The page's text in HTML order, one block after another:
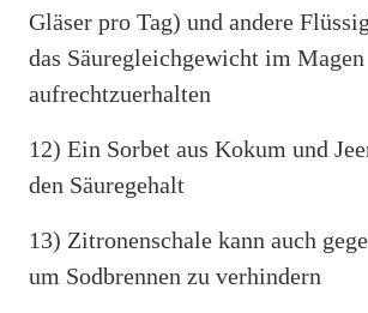
Gläser pro Tag) und andere
das Säuregleichgewicht im Magen
aufrechtzuerhalten
12) Ein Sorbet aus Kokum und
den Säuregehalt
13) Zitronenschale kann auch
um Sodbrennen zu verhindern